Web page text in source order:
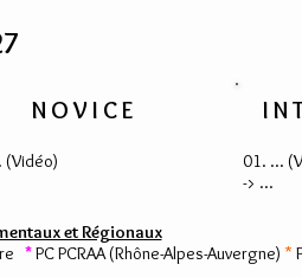
NOVICE
(Vidéo)
01. ... (
-> ...
et Régionaux
*PC PCRAA (Rhône-Alpes-Auvergne) *